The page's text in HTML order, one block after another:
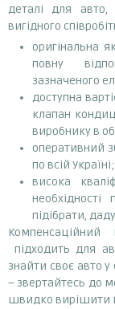
деталі для
вигідного
оригінальна
повну
зазначеного
доступна
клапан
виробнику в
оперативний
по всій Україні;
висока
підібрати,
Компенсаційний
підходить для
знайти своє авто у
– звертайтесь до
швидко вирішити